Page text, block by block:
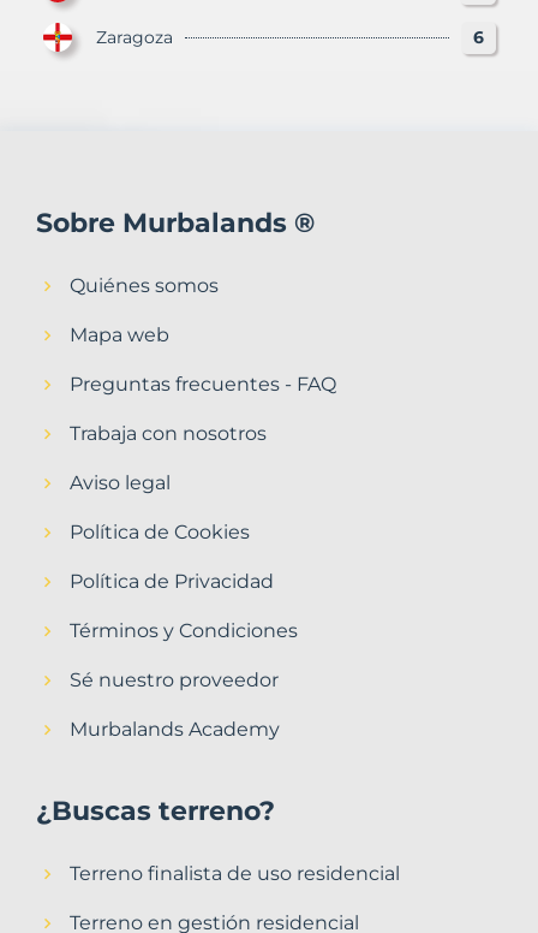
Zaragoza 6
Sobre Murbalands ®
Quiénes somos
Mapa web
Preguntas frecuentes - FAQ
Trabaja con nosotros
Aviso legal
Política de Cookies
Política de Privacidad
Términos y Condiciones
Sé nuestro proveedor
Murbalands Academy
¿Buscas terreno?
Terreno finalista de uso residencial
Terreno en gestión residencial